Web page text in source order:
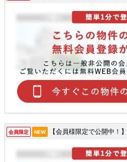
会員限定 NEW 【会員様限定で公開中！】